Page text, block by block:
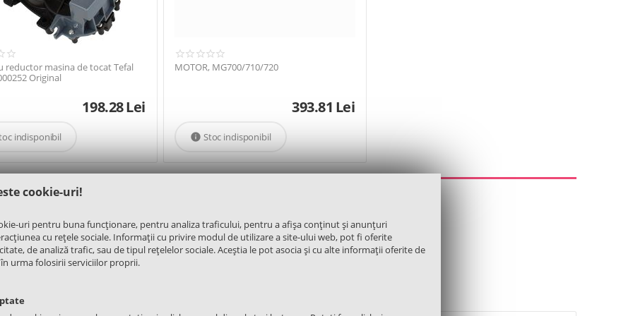
reductor masina de tocat Tefal
Original
198.28Lei
indisponibil
MOTOR, MG700/710/720
393.81 Lei
Stoc indisponibil

de tocat
cookie-uri!
uri pentru buna funcționare, pentru analiza traficului, pentru a afișa conținut și anunțuri
cu rețele sociale. Informații cu privire modul de utilizare a site-ului web, pot fi oferite
de analiză trafic, sau de tipul rețelelor sociale. Aceștia le pot asocia și cu alte informații oferite de
urma folosirii serviciilor proprii.